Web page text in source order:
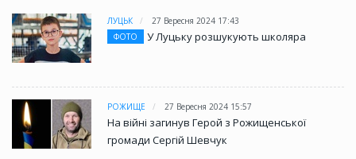
ЛУЦЬК
27 Вересня 2024 17:43
ФОТО
У Луцьку розшукують школяра
РОЖИЩЕ 27 Вересня 2024 15:57
На війні загинув Герой з Рожищенської
громади Сергій Шевчук